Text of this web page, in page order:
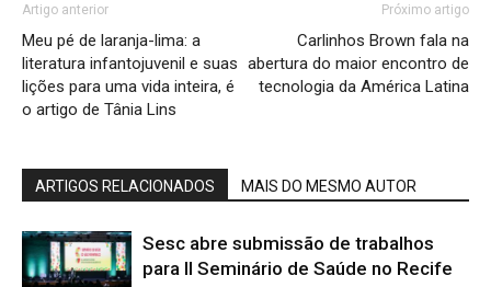
Artigo anterior
Meu pé de laranja-lima: a
literatura infantojuvenil e suas
lições para uma vida inteira, é
o artigo de Tânia Lins
Próximo artigo
Carlinhos Brown fala na
abertura do maior encontro de
tecnologia da América Latina
ARTIGOS RELACIONADOS MAIS DO MESMO AUTOR
Sesc abre submissão de trabalhos
para II Seminário de Saúde no Recife